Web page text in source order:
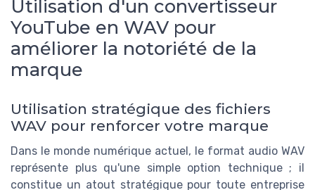
Utilisation d'un convertisseur
YouTube en WAV pour
améliorer la notoriété de la
marque
Utilisation stratégique des fichiers
WAV pour renforcer votre marque
Dans le monde numérique actuel, le format audio WAV
représente plus qu'une simple option technique ; il
constitue un atout stratégique pour toute entreprise